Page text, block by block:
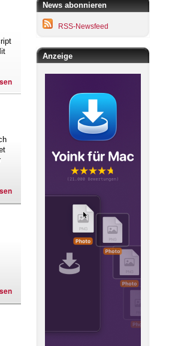
News abonnieren
RSS-Newsfeed
Anzeige